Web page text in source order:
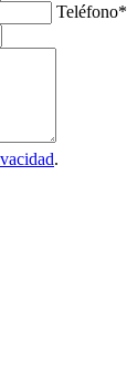
Teléfono*
.